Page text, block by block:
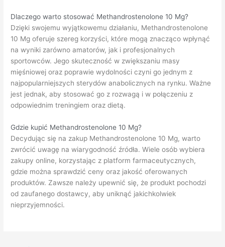
Dlaczego warto stosować Methandrostenolone 10 Mg?
Dzięki swojemu wyjątkowemu działaniu, Methandrostenolone
10 Mg oferuje szereg korzyści, które mogą znacząco wpłynąć
na wyniki zarówno amatorów, jak i profesjonalnych
sportowców. Jego skuteczność w zwiększaniu masy
mięśniowej oraz poprawie wydolności czyni go jednym z
najpopularniejszych sterydów anabolicznych na rynku. Ważne
jest jednak, aby stosować go z rozwagą i w połączeniu z
odpowiednim treningiem oraz dietą.
Gdzie kupić Methandrostenolone 10 Mg?
Decydując się na zakup Methandrostenolone 10 Mg, warto
zwrócić uwagę na wiarygodność źródła. Wiele osób wybiera
zakupy online, korzystając z platform farmaceutycznych,
gdzie można sprawdzić ceny oraz jakość oferowanych
produktów. Zawsze należy upewnić się, że produkt pochodzi
od zaufanego dostawcy, aby uniknąć jakichkolwiek
nieprzyjemności.